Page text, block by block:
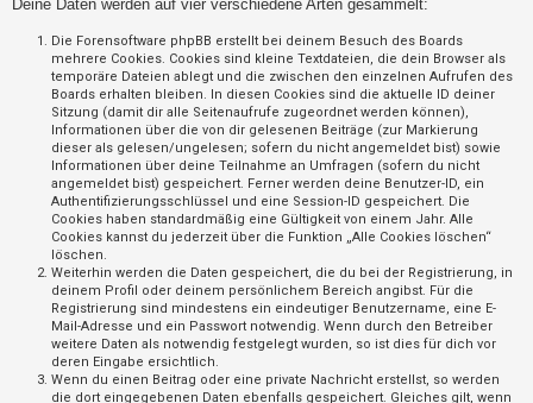
Deine Daten werden auf vier verschiedene Arten gesammelt:
Die Forensoftware phpBB erstellt bei deinem Besuch des Boards
mehrere Cookies. Cookies sind kleine Textdateien, die dein Browser als
temporäre Dateien ablegt und die zwischen den einzelnen Aufrufen des
Boards erhalten bleiben. In diesen Cookies sind die aktuelle ID deiner
Sitzung (damit dir alle Seitenaufrufe zugeordnet werden können),
Informationen über die von dir gelesenen Beiträge (zur Markierung
dieser als gelesen/ungelesen; sofern du nicht angemeldet bist) sowie
Informationen über deine Teilnahme an Umfragen (sofern du nicht
angemeldet bist) gespeichert. Ferner werden deine Benutzer-ID, ein
Authentifizierungsschlüssel und eine Session-ID gespeichert. Die
Cookies haben standardmäßig eine Gültigkeit von einem Jahr. Alle
Cookies kannst du jederzeit über die Funktion „Alle Cookies löschen“
löschen.
Weiterhin werden die Daten gespeichert, die du bei der Registrierung, in
deinem Profil oder deinem persönlichem Bereich angibst. Für die
Registrierung sind mindestens ein eindeutiger Benutzername, eine E-
Mail-Adresse und ein Passwort notwendig. Wenn durch den Betreiber
weitere Daten als notwendig festgelegt wurden, so ist dies für dich vor
deren Eingabe ersichtlich.
Wenn du einen Beitrag oder eine private Nachricht erstellst, so werden
die dort eingegebenen Daten ebenfalls gespeichert. Gleiches gilt, wenn